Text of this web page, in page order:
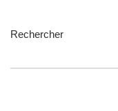
Rechercher